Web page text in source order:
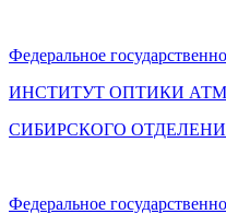
Федеральное
ИНСТИТУТ ОПТИКИ
СИБИРСКОГО
Федеральное